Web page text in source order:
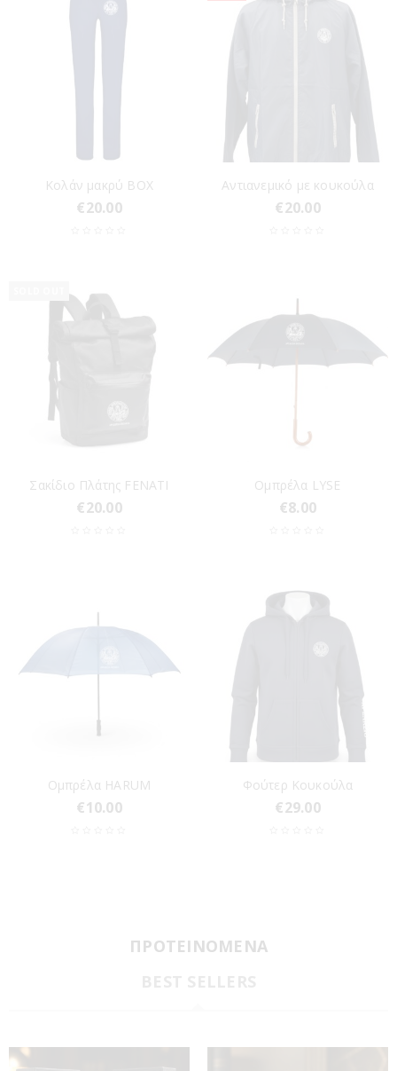
Κολάν μακρύ BOX
€20.00
Αντιανεμικό με κουκούλα
€20.00
Σακίδιο Πλάτης FENATI
€20.00
Ομπρέλα LYSE
€8.00
Ομπρέλα HARUM
€10.00
Φούτερ Κουκούλα
€29.00
ΠΡΟΤΕΙΝΟΜΕΝΑ